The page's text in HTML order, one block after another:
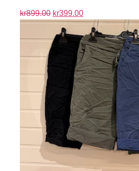
kr899.00 kr399.00